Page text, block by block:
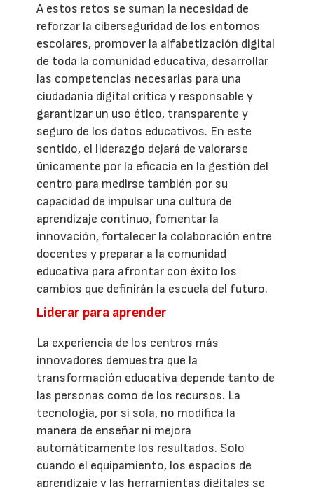
A estos retos se suman la necesidad de
reforzar la ciberseguridad de los entornos
escolares, promover la alfabetización digital
de toda la comunidad educativa, desarrollar
las competencias necesarias para una
ciudadanía digital crítica y responsable y
garantizar un uso ético, transparente y
seguro de los datos educativos. En este
sentido, el liderazgo dejará de valorarse
únicamente por la eficacia en la gestión del
centro para medirse también por su
capacidad de impulsar una cultura de
aprendizaje continuo, fomentar la
innovación, fortalecer la colaboración entre
docentes y preparar a la comunidad
educativa para afrontar con éxito los
cambios que definirán la escuela del futuro.
Liderar para aprender
La experiencia de los centros más
innovadores demuestra que la
transformación educativa depende tanto de
las personas como de los recursos. La
tecnología, por sí sola, no modifica la
manera de enseñar ni mejora
automáticamente los resultados. Solo
cuando el equipamiento, los espacios de
aprendizaje y las herramientas digitales se